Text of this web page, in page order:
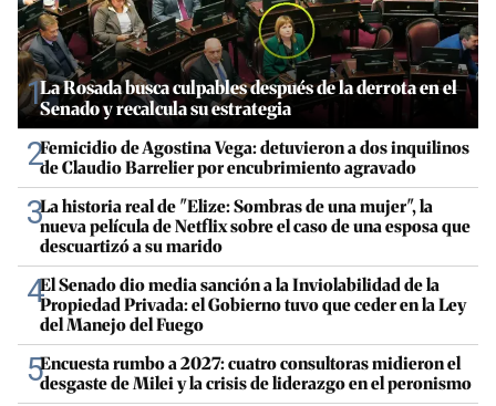
1La Rosada busca culpables después de la derrota en el
Senado y recalcula su estrategia
2Femicidio de Agostina Vega: detuvieron a dos inquilinos
de Claudio Barrelier por encubrimiento agravado
3La historia real de "Elize: Sombras de una mujer", la
nueva película de Netflix sobre el caso de una esposa que
descuartizó a su marido
4El Senado dio media sanción a la Inviolabilidad de la
Propiedad Privada: el Gobierno tuvo que ceder en la Ley
del Manejo del Fuego
5Encuesta rumbo a 2027: cuatro consultoras midieron el
desgaste de Milei y la crisis de liderazgo en el peronismo